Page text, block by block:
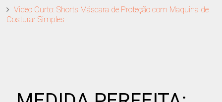
Video Curto: Shorts Máscara de Proteção com Maquina de
Costurar Simples